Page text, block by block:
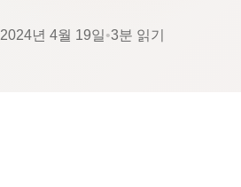
2024년 4월 19일•3분 읽기